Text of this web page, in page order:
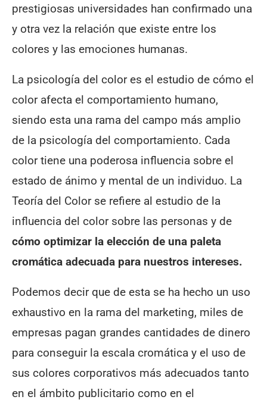
prestigiosas universidades han confirmado una
y otra vez la relación que existe entre los
colores y las emociones humanas.
La psicología del color es el estudio de cómo el
color afecta el comportamiento humano,
siendo esta una rama del campo más amplio
de la psicología del comportamiento. Cada
color tiene una poderosa influencia sobre el
estado de ánimo y mental de un individuo. La
Teoría del Color se refiere al estudio de la
influencia del color sobre las personas y de
cómo optimizar la elección de una paleta
cromática adecuada para nuestros intereses.
Podemos decir que de esta se ha hecho un uso
exhaustivo en la rama del marketing, miles de
empresas pagan grandes cantidades de dinero
para conseguir la escala cromática y el uso de
sus colores corporativos más adecuados tanto
en el ámbito publicitario como en el